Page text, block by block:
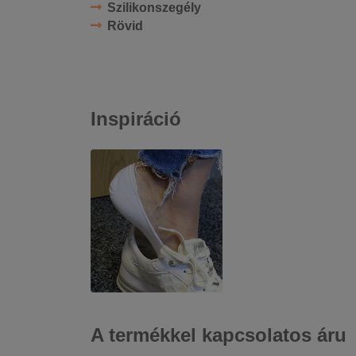
Szilikonszegély
Rövid
Inspiráció
A termékkel kapcsolatos áru